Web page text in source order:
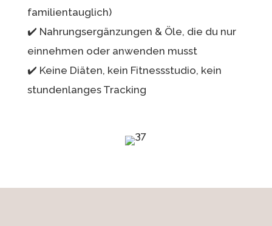
familientauglich)
✔️ Nahrungsergänzungen & Öle, die du nur
einnehmen oder anwenden musst
✔️ Keine Diäten, kein Fitnessstudio, kein
stundenlanges Tracking